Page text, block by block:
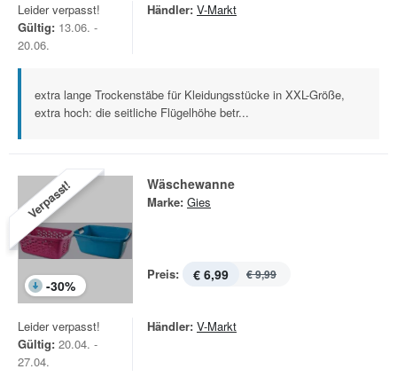
Leider verpasst!
Gültig: 13.06. -
20.06.
Händler: V-Markt
extra lange Trockenstäbe für Kleidungsstücke in XXL-Größe,
extra hoch: die seitliche Flügelhöhe betr...
Verpasst!
-30%
Wäschewanne
Marke: Gies
Preis: € 6,99 € 9,99
Leider verpasst!
Gültig: 20.04. -
27.04.
Händler: V-Markt